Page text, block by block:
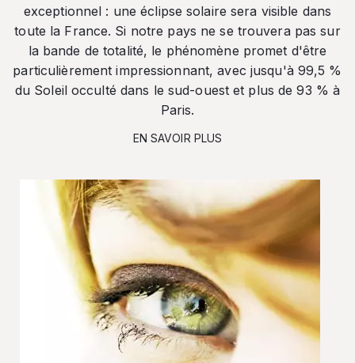
exceptionnel : une éclipse solaire sera visible dans
toute la France. Si notre pays ne se trouvera pas sur
la bande de totalité, le phénomène promet d'être
particulièrement impressionnant, avec jusqu'à 99,5 %
du Soleil occulté dans le sud-ouest et plus de 93 % à
Paris.
EN SAVOIR PLUS